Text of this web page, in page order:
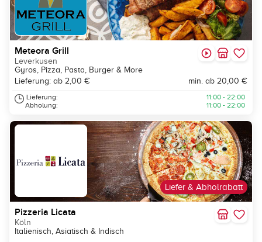
Meteora Grill
Leverkusen
Gyros, Pizza, Pasta, Burger & More
Lieferung: ab 2,00 €
min. ab 20,00 €
Lieferung:
Abholung:
11:00 - 22:00
11:00 - 22:00
Liefer & Abholrabatt
Pizzeria Licata
Köln
Italienisch, Asiatisch & Indisch